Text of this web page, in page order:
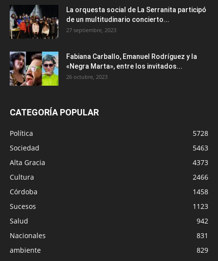
La orquesta social de La Serranita participó
de un multitudinario concierto...
27 septiembre, 2023
Fabiana Carballo, Emanuel Rodríguez y la
«Negra Marta», entre los invitados...
26 octubre, 2023
CATEGORÍA POPULAR
Política
5728
Sociedad
5463
Alta Gracia
4373
Cultura
2466
Córdoba
1458
Sucesos
1123
Salud
942
Nacionales
831
ambiente
829